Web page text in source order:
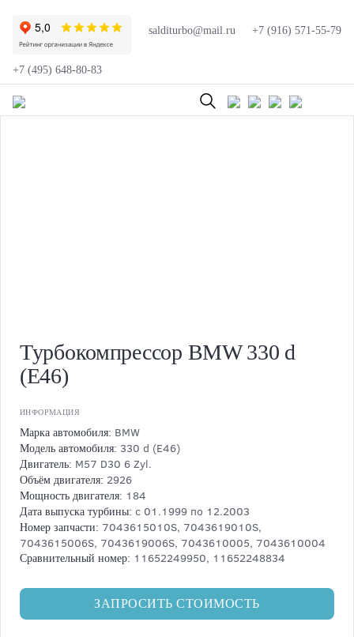
salditurbo@mail.ru +7 (916) 571-55-79
+7 (495) 648-80-83
Турбокомпрессор BMW 330 d
(E46)
ИНФОРМАЦИЯ
Марка автомобиля: BMW
Модель автомобиля: 330 d (E46)
Двигатель: M57 D30 6 Zyl.
Объём двигателя: 2926
Мощность двигателя: 184
Дата выпуска турбины: с 01.1999 по 12.2003
Номер запчасти: 7043615010S, 7043619010S,
7043615006S, 7043619006S, 7043610005, 7043610004
Сравнительный номер: 11652249950, 11652248834
ЗАПРОСИТЬ СТОИМОСТЬ